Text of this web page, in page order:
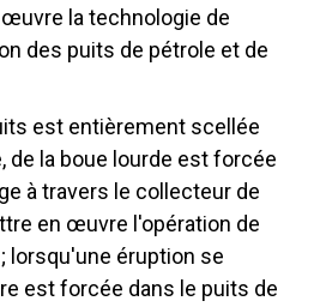
la technologie de
des puits de pétrole et de
est entièrement scellée
de la boue lourde est forcée
à travers le collecteur de
en œuvre l'opération de
lorsqu'une éruption se
est forcée dans le puits de